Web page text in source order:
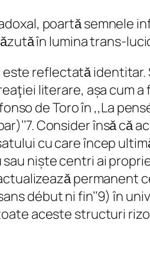
poartǎ semnele
în lumina trans-
este reflectatǎ
literare, așa cum
de Toro în ,,La
Consider însǎ cǎ
cu care încep
niște centri ai
permanent
début ni fin’’9) în
aceste structuri